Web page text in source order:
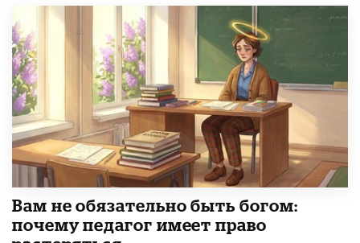
​Вам не обязательно быть богом:
почему педагог имеет право